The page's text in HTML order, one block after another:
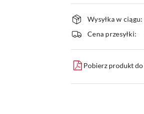
Dostępność
i
dostawa
Wysyłka w ciągu:
Cena przesyłki:
Pobierz produkt